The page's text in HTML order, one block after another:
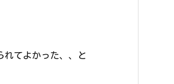
れてよかった、、と